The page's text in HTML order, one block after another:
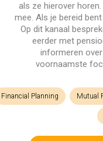
als ze hierover
mee. Als je bereid
Op dit kanaal
eerder met
informeren
voornaamste
Financial Planning Mutual